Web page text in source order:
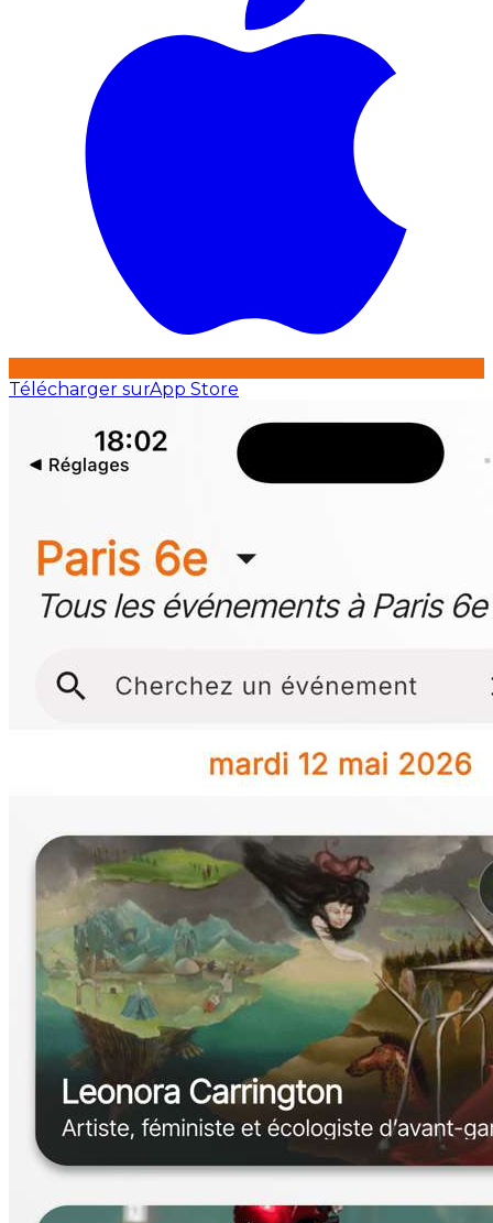
Télécharger surApp Store